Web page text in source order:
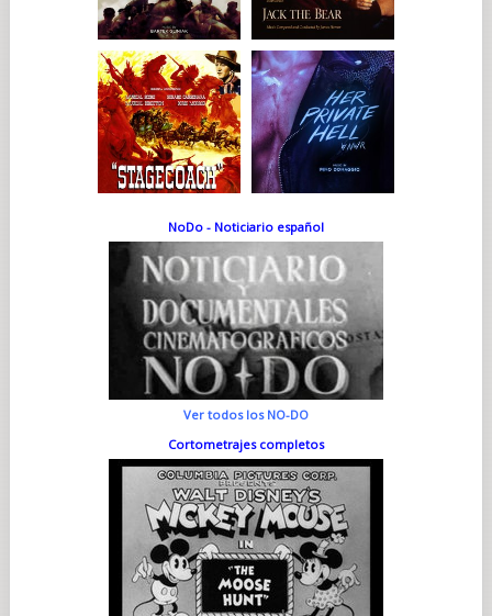
NoDo - Noticiario español
Ver todos los NO-DO
Cortometrajes completos